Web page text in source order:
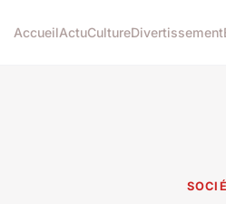
AccueilActuCultureDivertissement